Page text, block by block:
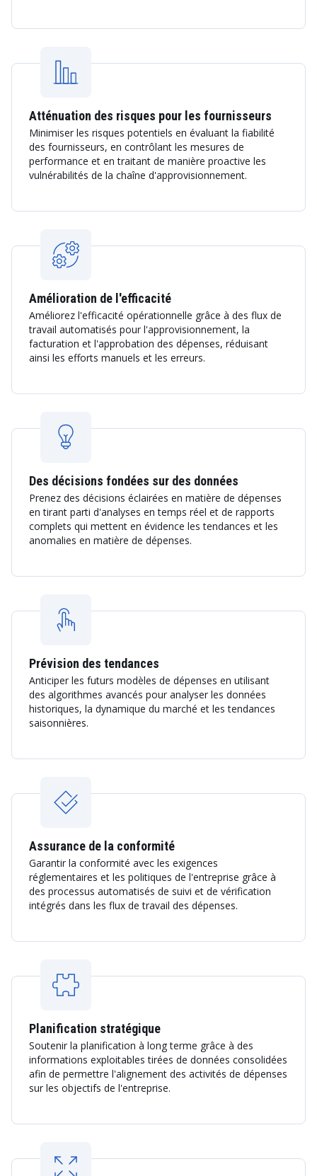
Atténuation des risques pour les fournisseurs
Minimiser les risques potentiels en évaluant la fiabilité
des fournisseurs, en contrôlant les mesures de
performance et en traitant de manière proactive les
vulnérabilités de la chaîne d'approvisionnement.
Amélioration de l'efficacité
Améliorez l'efficacité opérationnelle grâce à des flux de
travail automatisés pour l'approvisionnement, la
facturation et l'approbation des dépenses, réduisant
ainsi les efforts manuels et les erreurs.
Des décisions fondées sur des données
Prenez des décisions éclairées en matière de dépenses
en tirant parti d'analyses en temps réel et de rapports
complets qui mettent en évidence les tendances et les
anomalies en matière de dépenses.
Prévision des tendances
Anticiper les futurs modèles de dépenses en utilisant
des algorithmes avancés pour analyser les données
historiques, la dynamique du marché et les tendances
saisonnières.
Assurance de la conformité
Garantir la conformité avec les exigences
réglementaires et les politiques de l'entreprise grâce à
des processus automatisés de suivi et de vérification
intégrés dans les flux de travail des dépenses.
Planification stratégique
Soutenir la planification à long terme grâce à des
informations exploitables tirées de données consolidées
afin de permettre l'alignement des activités de dépenses
sur les objectifs de l'entreprise.